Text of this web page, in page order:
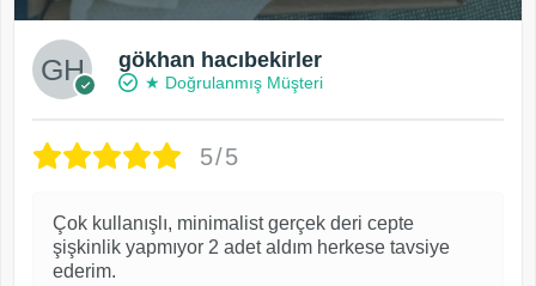
gökhan hacıbekirler
★ Doğrulanmış Müşteri
5/5
Çok kullanışlı, minimalist gerçek deri cepte
şişkinlik yapmıyor 2 adet aldım herkese tavsiye
ederim.